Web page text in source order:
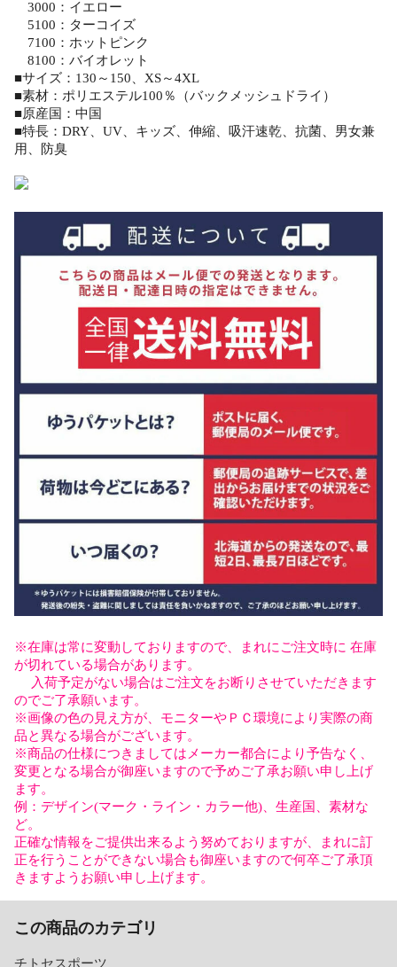
3000：イエロー
5100：ターコイズ
7100：ホットピンク
8100：バイオレット
■サイズ：130～150、XS～4XL
■素材：ポリエステル100％（バックメッシュドライ）
■原産国：中国
■特長：DRY、UV、キッズ、伸縮、吸汗速乾、抗菌、男女兼
用、防臭
※在庫は常に変動しておりますので、まれにご注文時に 在庫
が切れている場合があります。
入荷予定がない場合はご注文をお断りさせていただきます
のでご了承願います。
※画像の色の見え方が、モニターやＰＣ環境により実際の商
品と異なる場合がございます。
※商品の仕様につきましてはメーカー都合により予告なく、
変更となる場合が御座いますので予めご了承お願い申し上げ
ます。
例：デザイン(マーク・ライン・カラー他)、生産国、素材な
ど。
正確な情報をご提供出来るよう努めておりますが、まれに訂
正を行うことができない場合も御座いますので何卒ご了承頂
きますようお願い申し上げます。
この商品のカテゴリ
チトセスポーツ